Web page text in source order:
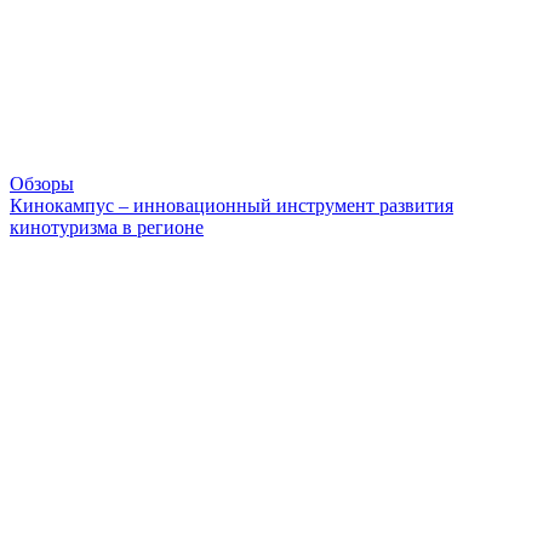
Обзоры
Кинокампус – инновационный инструмент развития
кинотуризма в регионе